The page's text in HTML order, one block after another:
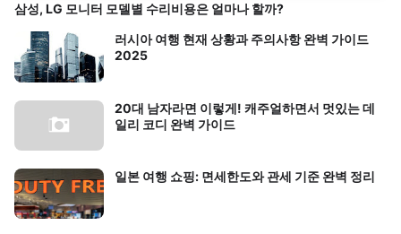
삼성, LG 모니터 모델별 수리비용은 얼마나 할까?
러시아 여행 현재 상황과 주의사항 완벽 가이드
2025
20대 남자라면 이렇게! 캐주얼하면서 멋있는 데
일리 코디 완벽 가이드
일본 여행 쇼핑: 면세한도와 관세 기준 완벽 정리